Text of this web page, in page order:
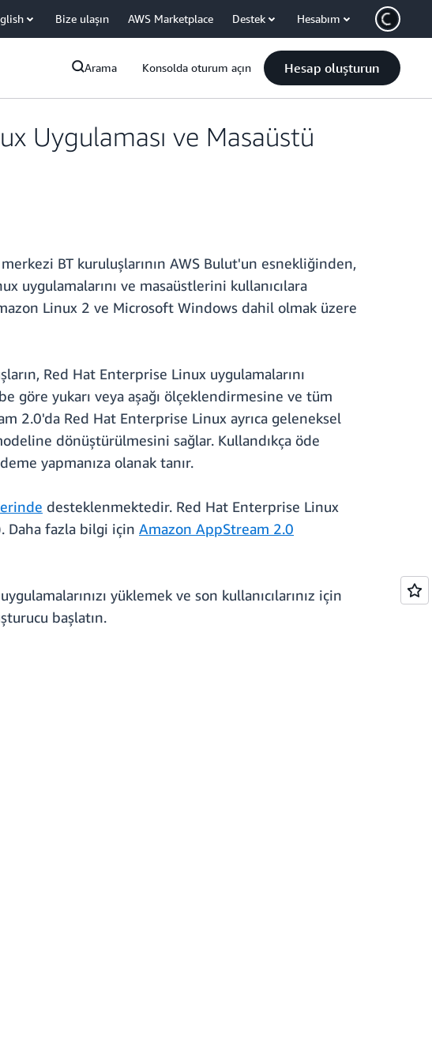
Bize ulaşın AWS Marketplace Destek Hesabım
Arama Konsolda oturum açın Hesap oluşturun
Uygulaması ve Masaüstü
BT kuruluşlarının AWS Bulut'un esnekliğinden,
ve masaüstlerini kullanıcılara
Linux 2 ve Microsoft Windows dahil olmak üzere
Red Hat Enterprise Linux uygulamalarını
göre yukarı veya aşağı ölçeklendirmesine ve tüm
2.0'da Red Hat Enterprise Linux ayrıca geleneksel
dönüştürülmesini sağlar. Kullandıkça öde
yapmanıza olanak tanır.
desteklenmektedir. Red Hat Enterprise Linux
Daha fazla bilgi için Amazon AppStream 2.0
yüklemek ve son kullanıcılarınız için
başlatın.